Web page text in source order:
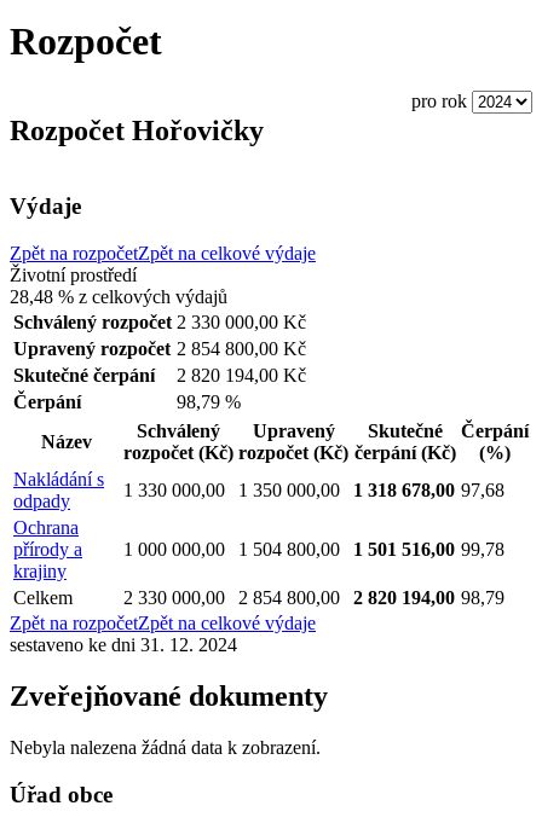
Rozpočet
pro rok
Rozpočet Hořovičky
Výdaje
Zpět na rozpočetZpět na celkové výdaje
Životní prostředí
28,48 % z celkových výdajů
Schválený rozpočet 2 330 000,00 Kč
Upravený rozpočet 2 854 800,00 Kč
Skutečné čerpání
2 820 194,00 Kč
Čerpání
98,79 %
Název
Schválený
rozpočet (Kč)
Upravený
rozpočet (Kč)
Skutečné
čerpání(Kč)
Čerpání
(%)
Nakládání s
odpady
1 330 000,00 1 350 000,00 1 318 678,00 97,68
Ochrana
přírody a
krajiny
1 000 000,00 1 504 800,00 1 501 516,00 99,78
Celkem 2 330 000,00 2 854 800,00 2 820 194,00 98,79
Zpět na rozpočetZpět na celkové výdaje
sestaveno ke dni 31. 12. 2024
Zveřejňované dokumenty
Nebyla nalezena žádná data k zobrazení.
Úřad obce